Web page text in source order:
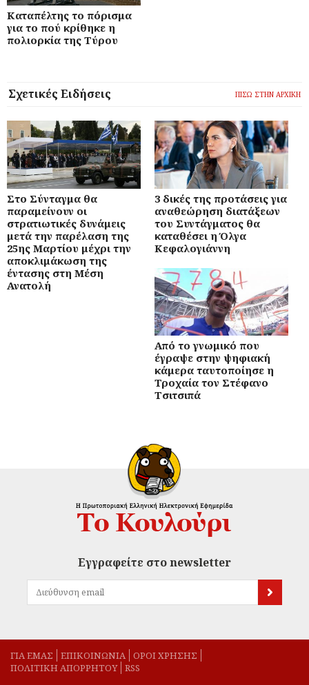
Καταπέλτης το πόρισμα
για το πού κρίθηκε η
πολιορκία της Τύρου
Σχετικές Ειδήσεις ΠΙΣΩ ΣΤΗΝ ΑΡΧΙΚΗ
Στο Σύνταγμα θα
παραμείνουν οι
στρατιωτικές δυνάμεις
μετά την παρέλαση της
25ης Μαρτίου μέχρι την
αποκλιμάκωση της
έντασης στη Μέση
Ανατολή
3 δικές της προτάσεις για
αναθεώρηση διατάξεων
του Συντάγματος θα
καταθέσει η Όλγα
Κεφαλογιάννη
Από το γνωμικό που
έγραψε στην ψηφιακή
κάμερα ταυτοποίησε η
Τροχαία τον Στέφανο
Τσιτσιπά
Εγγραφείτε στο newsletter
ΓΙΑ ΕΜΑΣ EΠΙΚΟΙΝΩΝΙΑ
ΟΡΟΙ ΧΡΗΣΗΣ
ΠΟΛΙΤΙΚΗ ΑΠΟΡΡΗΤΟΥ
RSS